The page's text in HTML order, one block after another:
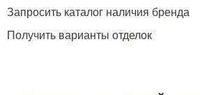
Запросить каталог наличия бренда
Получить варианты отделок